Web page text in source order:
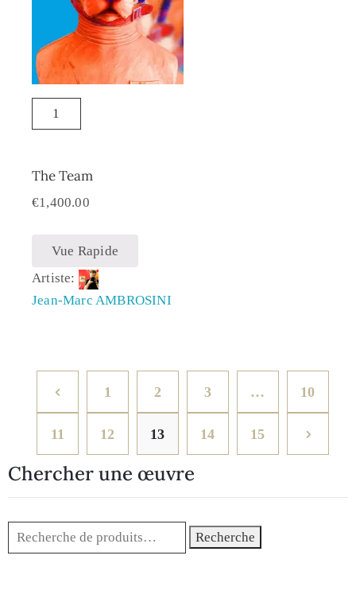
The Team
€1,400.00
Vue Rapide
Artiste:
Jean-Marc AMBROSINI
1 2 3 … 10
11 12 13 14 15
Chercher une œuvre
Recherche